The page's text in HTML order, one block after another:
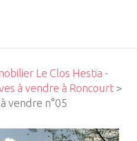
Le Clos Hestia -
à vendre à Roncourt >
vendre n°05